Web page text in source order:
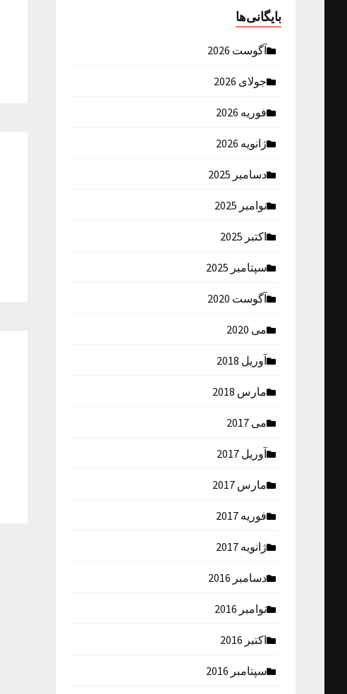
بایگانی‌ها
آگوست 2026
جولای 2026
فوریه 2026
ژانویه 2026
دسامبر 2025
نوامبر 2025
اکتبر 2025
سپتامبر 2025
آگوست 2020
می 2020
آوریل 2018
مارس 2018
می 2017
آوریل 2017
مارس 2017
فوریه 2017
ژانویه 2017
دسامبر 2016
نوامبر 2016
اکتبر 2016
سپتامبر 2016